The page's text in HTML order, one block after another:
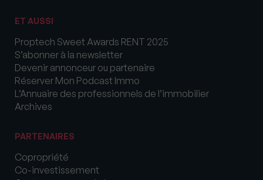
ET AUSSI
Proptech Sweet Awards RENT 2025
S’abonner à la newsletter
Devenir annonceur ou partenaire
Réserver Mon Podcast Immo
L’Annuaire des professionnels de l’immobilier
Archives
PARTENAIRES
Copropriété
Co-investissement